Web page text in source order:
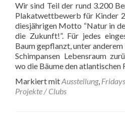
Wir sind Teil der rund 3.200
Plakatwettbewerb für Kinder
diesjährigen Motto “Natur in
die Zukunft!”. Für jedes
Baum gepflanzt, unter
Schimpansen Lebensraum
wo die Bäume den atlantischen
Markiert mitAusstellung,
Projekte / Clubs